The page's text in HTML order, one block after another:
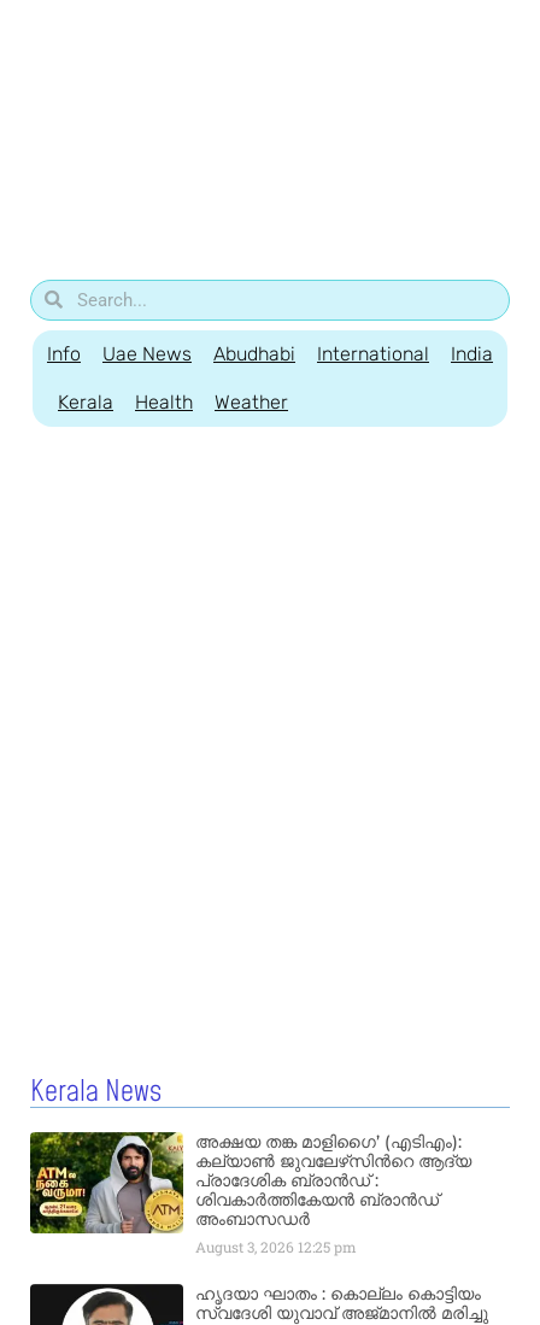
Info Uae News Abudhabi International India
Kerala Health Weather
Kerala News
അക്ഷയ തങ്ക മാളിഗൈ’ (എടിഎം):
കല്യാണ്‍ ജുവലേഴ്‌സിന്‍റെ ആദ്യ
പ്രാദേശിക ബ്രാന്‍ഡ് :
ശിവകാര്‍ത്തികേയന്‍ ബ്രാന്‍ഡ്
അംബാസഡര്‍
August 3, 2026 12:25 pm
ഹൃദയാ ഘാതം : കൊല്ലം കൊട്ടിയം
സ്വദേശി യുവാവ് അജ്മാനിൽ മരിച്ചു